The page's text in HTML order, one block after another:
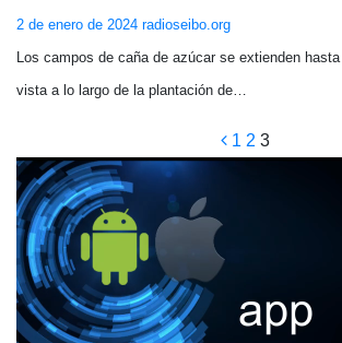
2 de enero de 2024 radioseibo.org
Los campos de caña de azúcar se extienden
vista a lo largo de la plantación de…
entradas
1 2 3